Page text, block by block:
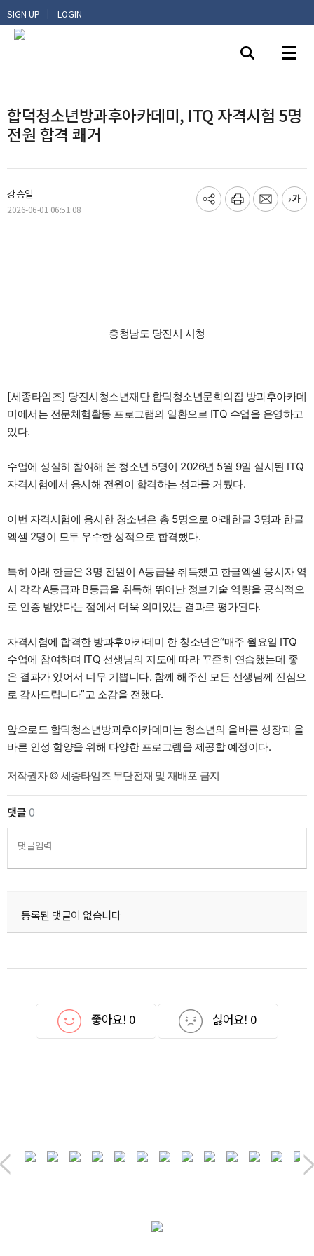
SIGN UP | LOGIN
합덕청소년방과후아카데미, ITQ 자격시험 5명
전원 합격 쾌거
강승일
2026-06-01 06:51:08
기
프
메
글
충청남도 당진시 시청
[세종타임즈] 당진시청소년재단 합덕청소년문화의집 방과후아카데
미에서는 전문체험활동 프로그램의 일환으로 ITQ 수업을 운영하고
있다.
수업에 성실히 참여해 온 청소년 5명이 2026년 5월 9일 실시된 ITQ
자격시험에서 응시해 전원이 합격하는 성과를 거뒀다.
이번 자격시험에 응시한 청소년은 총 5명으로 아래한글 3명과 한글
엑셀 2명이 모두 우수한 성적으로 합격했다.
특히 아래 한글은 3명 전원이 A등급을 취득했고 한글엑셀 응시자 역
시 각각 A등급과 B등급을 취득해 뛰어난 정보기술 역량을 공식적으
로 인증 받았다는 점에서 더욱 의미있는 결과로 평가된다.
자격시험에 합격한 방과후아카데미 한 청소년은“매주 월요일 ITQ
수업에 참여하며 ITQ 선생님의 지도에 따라 꾸준히 연습했는데 좋
은 결과가 있어서 너무 기쁩니다. 함께 해주신 모든 선생님께 진심으
로 감사드립니다”고 소감을 전했다.
앞으로도 합덕청소년방과후아카데미는 청소년의 올바른 성장과 올
바른 인성 함양을 위해 다양한 프로그램을 제공할 예정이다.
저작권자 © 세종타임즈 무단전재 및 재배포 금지
댓글0
댓글입력
등록된 댓글이 없습니다
좋아요! 0 싫어요! 0